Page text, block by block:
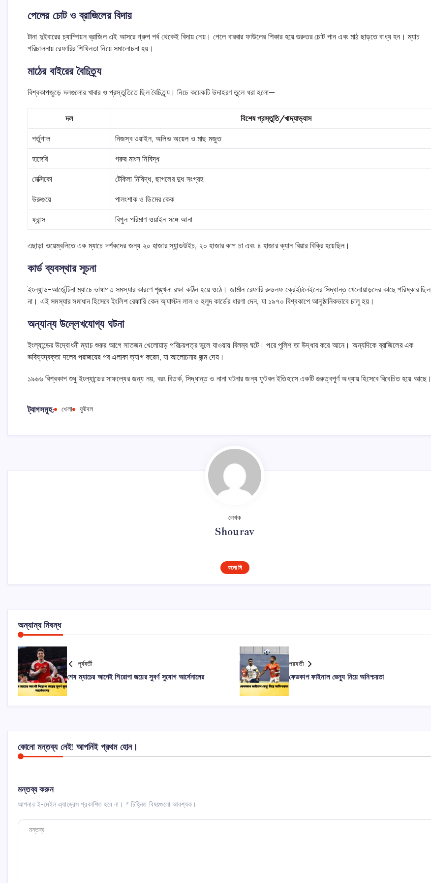
পেলের চোট ও ব্রাজিলের বিদায়
টানা দুইবারের চ্যাম্পিয়ন ব্রাজিল এই আসরে গ্রুপ পর্ব থেকেই বিদায় নেয়। পেলে বারবার ফাউলের শিকার হয়ে গুরুতর চোট পান এবং মাঠ ছাড়তে বাধ্য হন। ম্যাচ
পরিচালনায় রেফারির শিথিলতা নিয়ে সমালোচনা হয়।
মাঠের বাইরের বৈচিত্র্য
বিশ্বকাপজুড়ে দলগুলোর খাবার ও প্রস্তুতিতে ছিল বৈচিত্র্য। নিচে কয়েকটি উদাহরণ তুলে ধরা হলো—
দল বিশেষ প্রস্তুতি/খাদ্যাভ্যাস
পর্তুগাল নিজস্ব ওয়াইন, অলিভ অয়েল ও মাছ মজুত
হাঙ্গেরি গরুর মাংস নিষিদ্ধ
মেক্সিকো টেকিলা নিষিদ্ধ, ছাগলের দুধ সংগ্রহ
উরুগুয়ে পালংশাক ও ডিমের কেক
ফ্রান্স বিপুল পরিমাণ ওয়াইন সঙ্গে আনা
এছাড়া ওয়েম্বলিতে এক ম্যাচে দর্শকদের জন্য ২০ হাজার স্যান্ডউইচ, ২০ হাজার কাপ চা এবং ৪ হাজার ক্যান বিয়ার বিক্রি হয়েছিল।
কার্ড ব্যবস্থার সূচনা
ইংল্যান্ড-আর্জেন্টিনা ম্যাচে ভাষাগত সমস্যার কারণে শৃঙ্খলা রক্ষা কঠিন হয়ে ওঠে। জার্মান রেফারি রুডলফ ক্রেইটলেইনের সিদ্ধান্ত খেলোয়াড়দের কাছে পরিষ্কার ছিল
না। এই সমস্যার সমাধান হিসেবে ইংলিশ রেফারি কেন অ্যাস্টন লাল ও হলুদ কার্ডের ধারণা দেন, যা ১৯৭০ বিশ্বকাপে আনুষ্ঠানিকভাবে চালু হয়।
অন্যান্য উল্লেখযোগ্য ঘটনা
ইংল্যান্ডের উদ্বোধনী ম্যাচ শুরুর আগে সাতজন খেলোয়াড় পরিচয়পত্র ভুলে যাওয়ায় বিলম্ব ঘটে। পরে পুলিশ তা উদ্ধার করে আনে। অন্যদিকে ব্রাজিলের এক
ভবিষ্যদ্বক্তা দলের পরাজয়ের পর এলাকা ত্যাগ করেন, যা আলোচনার জন্ম দেয়।
১৯৬৬ বিশ্বকাপ শুধু ইংল্যান্ডের সাফল্যের জন্য নয়, বরং বিতর্ক, সিদ্ধান্ত ও নানা ঘটনার জন্য ফুটবল ইতিহাসে একটি গুরুত্বপূর্ণ অধ্যায় হিসেবে বিবেচিত হয়ে আছে।
ট্যাগসমূহ: খেলা ফুটবল
লেখক
Shourav
ফলো মি
অন্যান্য নিবন্ধ
পূর্ববর্তী
শেষ ম্যাচের আগেই শিরোপা জয়ের সুবর্ণ সুযোগ আর্সেনালের
পরবর্তী
ফেডকাপ ফাইনাল ভেন্যু নিয়ে অনিশ্চয়তা
কোনো মন্তব্য নেই! আপনিই প্রথম হোন।
মন্তব্য করুন
আপনার ই-মেইল এ্যাড্রেস প্রকাশিত হবে না। *চিহ্নিত বিষয়গুলো আবশ্যক।